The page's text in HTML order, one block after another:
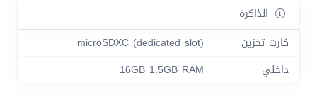
الذاكرة
كارت تخزين
microSDXC (dedicated slot)
داخلي
16GB 1.5GB RAM